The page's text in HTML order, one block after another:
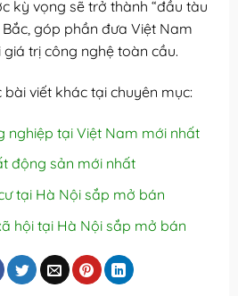
kỳ vọng sẽ trở thành “đầu tàu
góp phần đưa Việt Nam
trị công nghệ toàn cầu.
viết khác tại chuyên mục:
nghiệp tại Việt Nam mới nhất
động sản mới nhất
tại Hà Nội sắp mở bán
hội tại Hà Nội sắp mở bán